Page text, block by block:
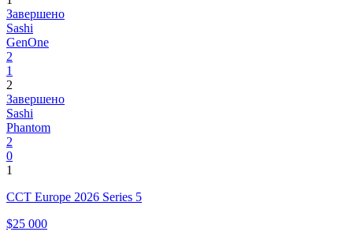
Завершено
Sashi
GenOne
2
1
2
Завершено
Sashi
Phantom
2
0
1
CCT Europe 2026 Series 5
$25 000